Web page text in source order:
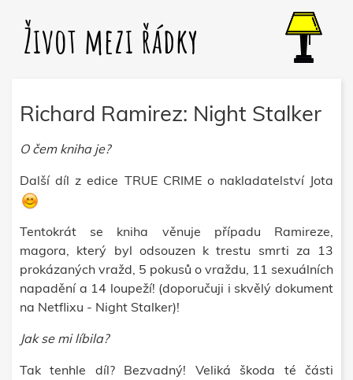
Život mezi řádky
Richard Ramirez: Night Stalker
O čem kniha je?
Další díl z edice TRUE CRIME o nakladatelství Jota
Tentokrát se kniha věnuje případu Ramireze,
magora, který byl odsouzen k trestu smrti za 13
prokázaných vražd, 5 pokusů o vraždu, 11 sexuálních
napadění a 14 loupeží! (doporučuji i skvělý dokument
na Netflixu - Night Stalker)!
Jak se mi líbila?
Tak tenhle díl? Bezvadný! Veliká škoda té části